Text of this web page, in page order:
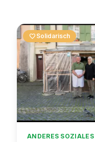
favorite Solidarisch
ANDERES